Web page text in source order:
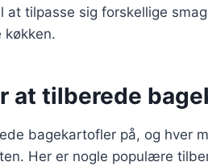
at tilpasse sig forskellige
køkken.
at tilberede
bagekartofler på, og hver
Her er nogle populære